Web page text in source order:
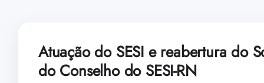
Atuação do SESI e reabertura do
do Conselho do SESI-RN